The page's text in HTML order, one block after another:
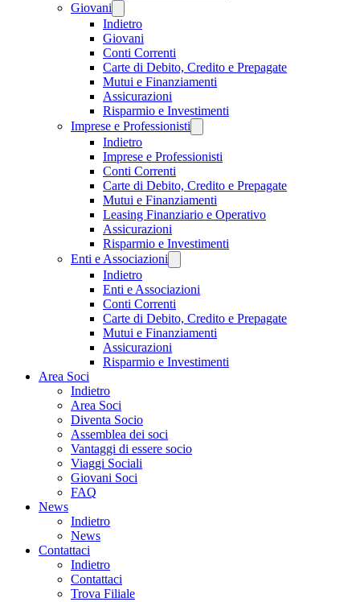
Giovani
Indietro
Giovani
Conti Correnti
Carte di Debito, Credito e Prepagate
Mutui e Finanziamenti
Assicurazioni
Risparmio e Investimenti
Imprese e Professionisti
Indietro
Imprese e Professionisti
Conti Correnti
Carte di Debito, Credito e Prepagate
Mutui e Finanziamenti
Leasing Finanziario e Operativo
Assicurazioni
Risparmio e Investimenti
Enti e Associazioni
Indietro
Enti e Associazioni
Conti Correnti
Carte di Debito, Credito e Prepagate
Mutui e Finanziamenti
Assicurazioni
Risparmio e Investimenti
Area Soci
Indietro
Area Soci
Diventa Socio
Assemblea dei soci
Vantaggi di essere socio
Viaggi Sociali
Giovani Soci
FAQ
News
Indietro
News
Contattaci
Indietro
Contattaci
Trova Filiale